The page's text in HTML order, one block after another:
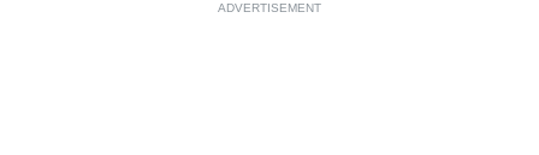
ADVERTISEMENT